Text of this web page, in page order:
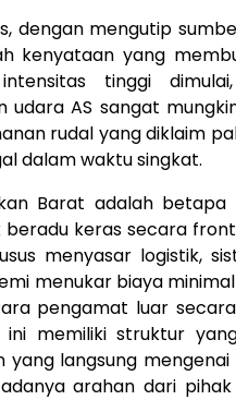
dengan mengutip
kenyataan yang
tinggi
udara AS sangat
rudal yang diklaim
dalam waktu singkat.
Barat adalah betapa
keras secara
menyasar logistik,
menukar biaya
pengamat luar
ini memiliki struktur
yang langsung
arahan dari